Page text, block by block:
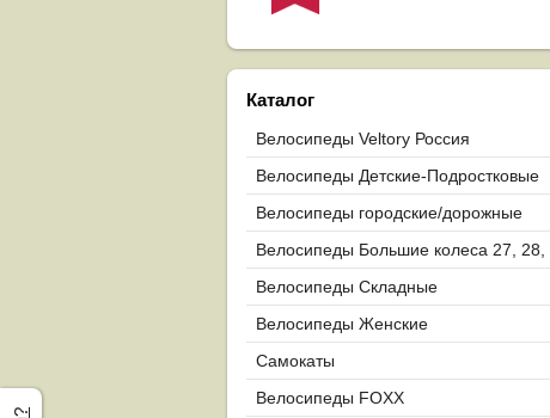
Каталог
Велосипеды Veltory Россия
Велосипеды Детские-Подростковые
Велосипеды городские/дорожные
Велосипеды Большие колеса 27, 28,
29
Велосипеды Складные
Велосипеды Женские
Самокаты
Велосипеды FOXX